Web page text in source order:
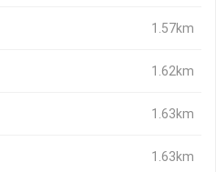
1.57km
1.62km
1.63km
1.63km